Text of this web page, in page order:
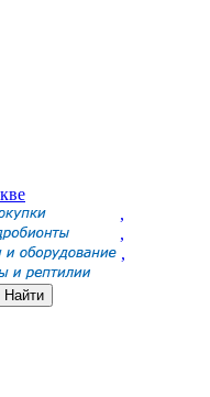
,
,
,